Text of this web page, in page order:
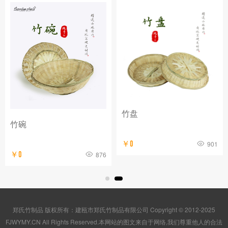
竹碗
￥0 876
竹盘
￥0 901
郑氏竹制品 版权所有：建瓯市郑氏竹制品有限公司 Copyright © 2012-2025
FJWYMY.CN All Rights Reserved.本网站的图文来自于网络,我们尊重他人的合法